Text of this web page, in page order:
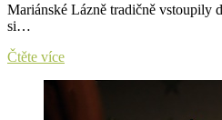
Mariánské Lázně tradičně vstoupily
si…
Čtěte víceV